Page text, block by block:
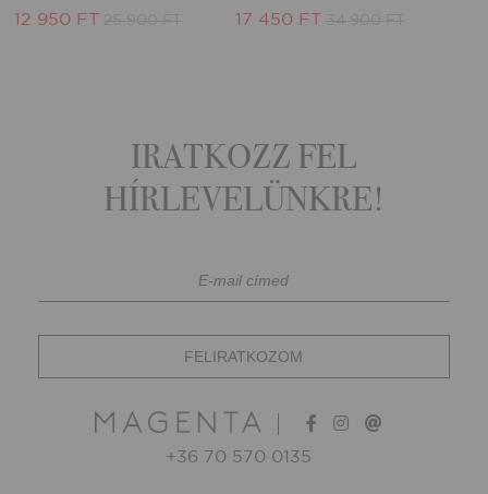
12 950 FT 17 450 FT
IRATKOZZ FEL
HÍRLEVELÜNKRE!
+36 70 570 0135